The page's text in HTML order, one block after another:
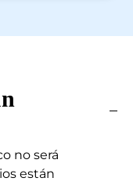
no será
están